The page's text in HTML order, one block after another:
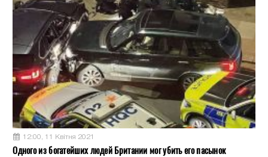
12:00, 11 Квітня 2021
Одного из богатейших людей Британии мог убить его пасынок